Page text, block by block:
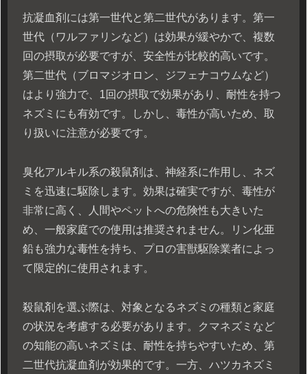
抗凝血剤には第一世代と第二世代があります。第一
世代（ワルファリンなど）は効果が緩やかで、複数
回の摂取が必要ですが、安全性が比較的高いです。
第二世代（ブロマジオロン、ジフェナコウムなど）
はより強力で、1回の摂取で効果があり、耐性を持つ
ネズミにも有効です。しかし、毒性が高いため、取
り扱いに注意が必要です。
臭化アルキル系の殺鼠剤は、神経系に作用し、ネズ
ミを迅速に駆除します。効果は確実ですが、毒性が
非常に高く、人間やペットへの危険性も大きいた
め、一般家庭での使用は推奨されません。リン化亜
鉛も強力な毒性を持ち、プロの害獣駆除業者によっ
て限定的に使用されます。
殺鼠剤を選ぶ際は、対象となるネズミの種類と家庭
の状況を考慮する必要があります。クマネズミなど
の知能の高いネズミは、耐性を持ちやすいため、第
二世代抗凝血剤が効果的です。一方、ハツカネズミ